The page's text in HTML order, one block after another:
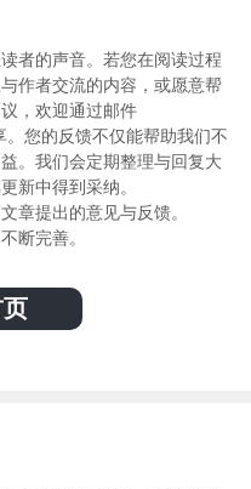
者的声音。若您在阅读过程
作者交流的内容，或愿意帮
，欢迎通过邮件
。您的反馈不仅能帮助我们不
。我们会定期整理与回复大
新中得到采纳。
章提出的意见与反馈。
断完善。